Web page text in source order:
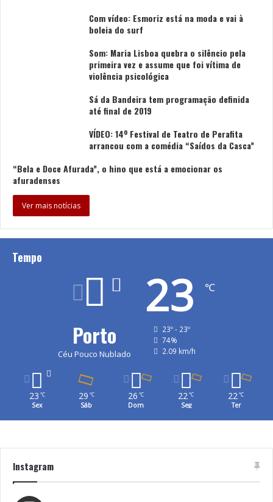
Águas do Norte
Esposende Ambiente
Organização das Nações Unidas
S.A
Com vídeo: Esmoriz está na moda e vai à
boleia do surf
Som: Maria Lisboa quebra o silêncio pela
primeira vez e assume que foi vítima de
violência psicológica
Sá da Bandeira tem programação definida
até final de 2019
VÍDEO: 14º Festival de Teatro de Perafita
arrancou com a comédia “Saídos da Casca”
“Bela e Doce Afurada”, o hino que está a emocionar os
afuradenses
Ver mais notícias
Tempo
Porto
Céu Pouco Nublado
23 ℃
23º - 23º
74%
2.09 km/h
23 ℃
Sex
29 ℃
Sáb
26 ℃
Dom
22℃
Seg
22℃
Ter
Instagram